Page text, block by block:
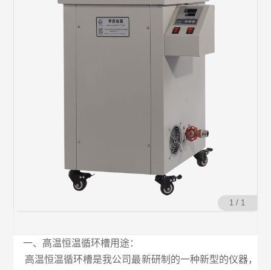
1 / 1
一、高温恒温循环槽用途：
高温恒温循环槽是我公司最新研制的一种新型的仪器，